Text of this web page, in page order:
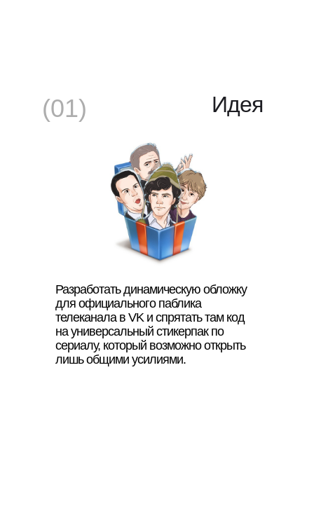
(01) Идея
Разработать динамическую обложку
для официального паблика
телеканала в VK и спрятать там код
на универсальный стикерпак по
сериалу, который возможно открыть
лишь общими усилиями.